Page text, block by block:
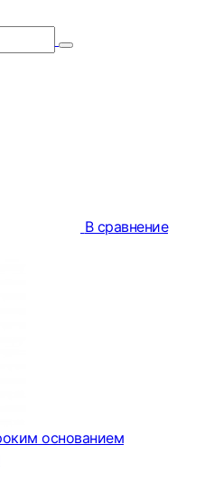
В сравнение
основанием